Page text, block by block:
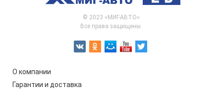
© 2023 «МИГ-АВТО»
Все права защищены.
О компании
Гарантии и доставка